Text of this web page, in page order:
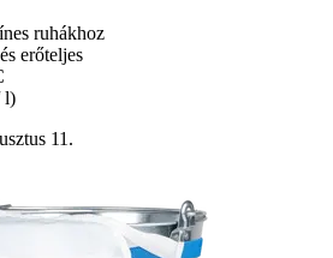
ruhákhoz
erőteljes
l)
11.